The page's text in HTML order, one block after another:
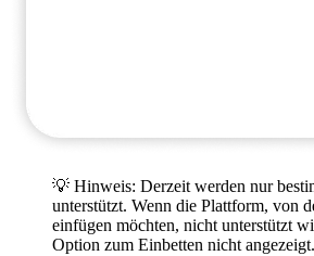
💡 Hinweis: Derzeit werden nur
unterstützt. Wenn die Plattform, von
einfügen möchten, nicht unterstützt
Option zum Einbetten nicht angezeigt.